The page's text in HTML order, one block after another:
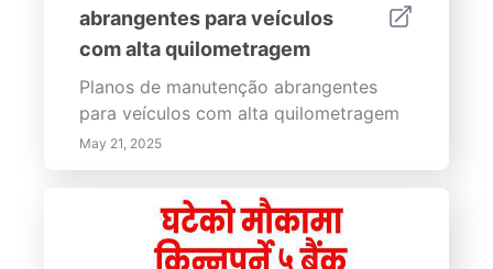
abrangentes para veículos
com alta quilometragem
Planos de manutenção abrangentes
para veículos com alta quilometragem
May 21, 2025